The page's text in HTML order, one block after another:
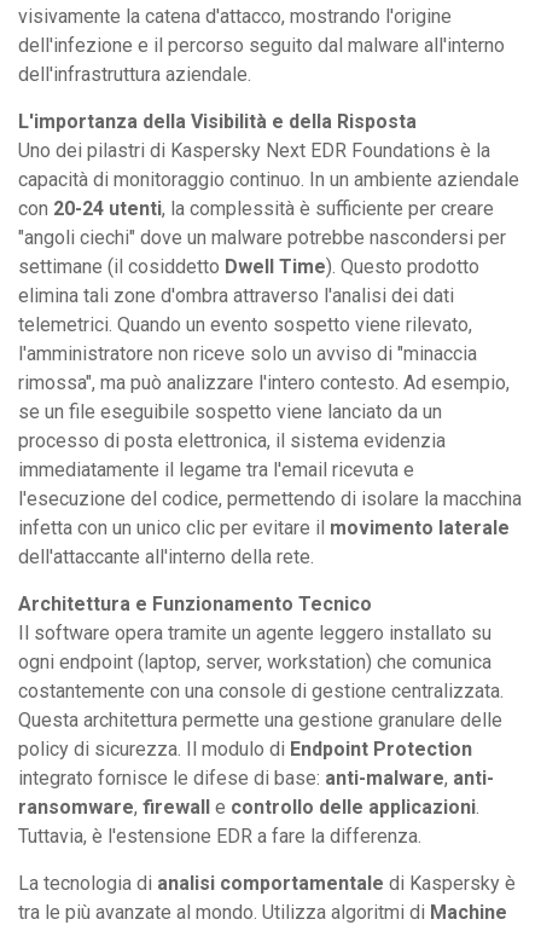
visivamente la catena d'attacco, mostrando l'origine
dell'infezione e il percorso seguito dal malware all'interno
dell'infrastruttura aziendale.
L'importanza della Visibilità e della Risposta
Uno dei pilastri di Kaspersky Next EDR Foundations è la
capacità di monitoraggio continuo. In un ambiente aziendale
con 20-24 utenti, la complessità è sufficiente per creare
"angoli ciechi" dove un malware potrebbe nascondersi per
settimane (il cosiddetto Dwell Time). Questo prodotto
elimina tali zone d'ombra attraverso l'analisi dei dati
telemetrici. Quando un evento sospetto viene rilevato,
l'amministratore non riceve solo un avviso di "minaccia
rimossa", ma può analizzare l'intero contesto. Ad esempio,
se un file eseguibile sospetto viene lanciato da un
processo di posta elettronica, il sistema evidenzia
immediatamente il legame tra l'email ricevuta e
l'esecuzione del codice, permettendo di isolare la macchina
infetta con un unico clic per evitare il movimento laterale
dell'attaccante all'interno della rete.
Architettura e Funzionamento Tecnico
Il software opera tramite un agente leggero installato su
ogni endpoint (laptop, server, workstation) che comunica
costantemente con una console di gestione centralizzata.
Questa architettura permette una gestione granulare delle
policy di sicurezza. Il modulo di Endpoint Protection
integrato fornisce le difese di base: anti-malware, anti-
ransomware, firewall e controllo delle applicazioni.
Tuttavia, è l'estensione EDR a fare la differenza.
La tecnologia di analisi comportamentale di Kaspersky è
tra le più avanzate al mondo. Utilizza algoritmi di Machine